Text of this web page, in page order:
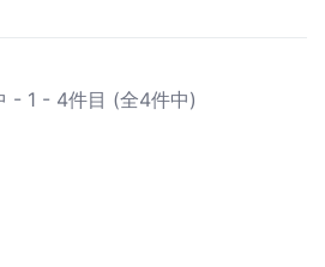
- 1 - 4件目 (全4件中)